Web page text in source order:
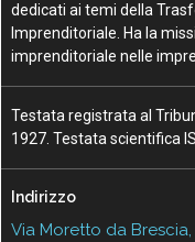
dedicati ai temi della
Imprenditoriale. Ha la
imprenditoriale nelle
Testata registrata al
1927. Testata scientifica
Indirizzo
Via Moretto da Brescia,